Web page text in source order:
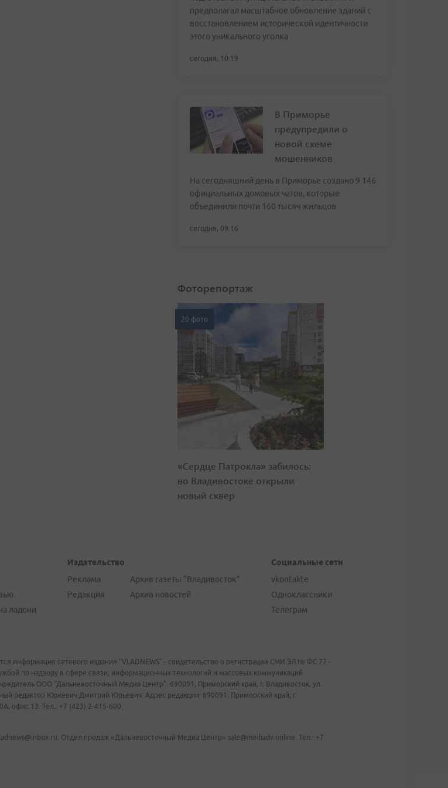
предполагал масштабное обновление зданий с
восстановлением исторической идентичности
этого уникального уголка
сегодня, 10:19
В Приморье
предупредили о
новой схеме
мошенников
На сегодняшний день в Приморье создано 9 146
официальных домовых чатов, которые
объединили почти 160 тысяч жильцов
сегодня, 09:16
Фоторепортаж
20 фото
«Сердце Патрокла» забилось:
во Владивостоке открыли
новый сквер
ладони
Издательство
Реклама
Редакция
Архив газеты "Владивосток"
Архив новостей
Социальные сети
vkontakte
Одноклассники
Телеграм
информация сетевого издания "VLADNEWS" - свидетельство о регистрации СМИ ЭЛ № ФС 77 -
по надзору в сфере связи, информационных технологий и массовых коммуникаций
ООО "Дальневосточный Медиа Центр". 690091, Приморский край, г. Владивосток, ул.
редактор Юркевич Дмитрий Юрьевич. Адрес редакции: 690091, Приморский край, г.
офис 13. Тел.: +7 (423) 2-415-600.
Отдел продаж «Дальневосточный Медиа Центр» sale@mediadv.online. Тел.: +7